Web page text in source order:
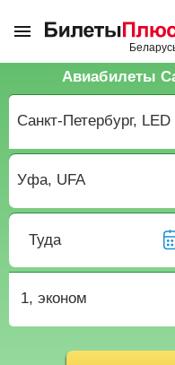
Авиабилеты
Туда
1, эконом